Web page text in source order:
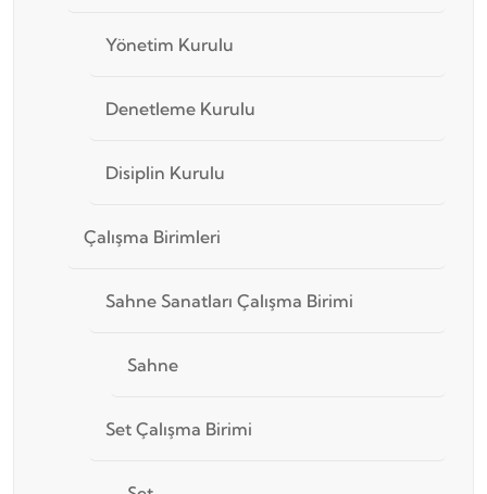
Yönetim Kurulu
Denetleme Kurulu
Disiplin Kurulu
Çalışma Birimleri
Sahne Sanatları Çalışma Birimi
Sahne
Set Çalışma Birimi